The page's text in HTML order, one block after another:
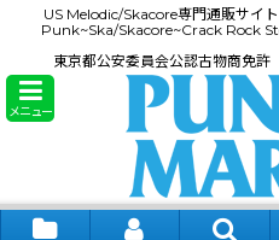
US Melodic/Skacore専門通販サ
Punk~Ska/Skacore~Crack Rock
東京都公安委員会公認古物商免
メニュー